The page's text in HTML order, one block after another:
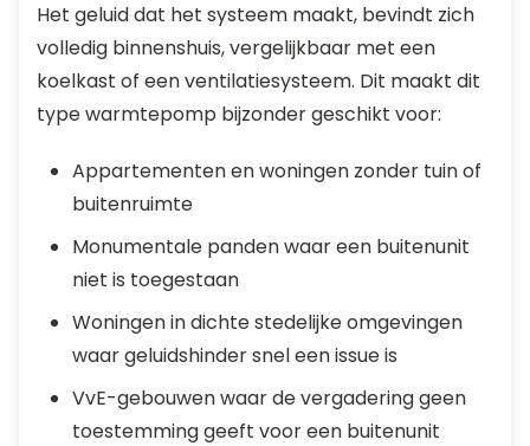
Het geluid dat het systeem maakt, bevindt zich
volledig binnenshuis, vergelijkbaar met een
koelkast of een ventilatiesysteem. Dit maakt dit
type warmtepomp bijzonder geschikt voor:
Appartementen en woningen zonder tuin of
buitenruimte
Monumentale panden waar een buitenunit
niet is toegestaan
Woningen in dichte stedelijke omgevingen
waar geluidshinder snel een issue is
VvE-gebouwen waar de vergadering geen
toestemming geeft voor een buitenunit